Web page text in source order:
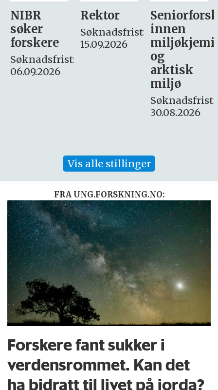
Rektor
Søknadsfrist:
15.09.2026
Seniorforsker
innen
miljøkjemi
søker
– fast
Søknadsfrist:
16. august.
Vis alle stillinger
FRA UNG.FORSKNING.NO:
Forskere fant sukker i
verdensrommet. Kan det
ha bidratt til livet på jorda?